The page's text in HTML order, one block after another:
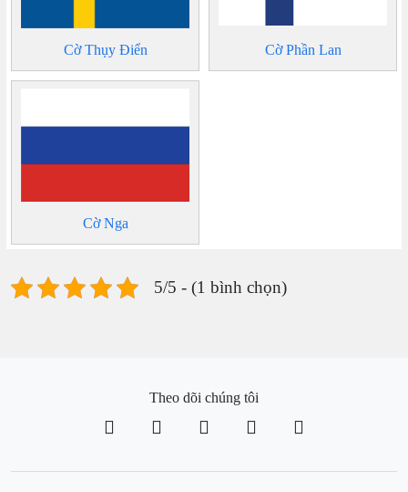
Cờ Thụy Điển Cờ Phần Lan
Cờ Nga
5/5 - (1 bình chọn)
Theo dõi chúng tôi